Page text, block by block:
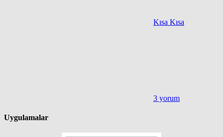
Kısa Kısa
3 yorum
Uygulamalar